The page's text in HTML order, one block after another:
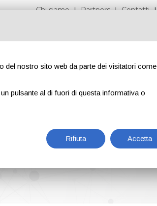
Chi siamo Partners Contatti
Blog Contenuti esclusivi
del nostro sito web da parte dei visitatori come
pulsante al di fuori di questa informativa o
Rifiuta Accetta